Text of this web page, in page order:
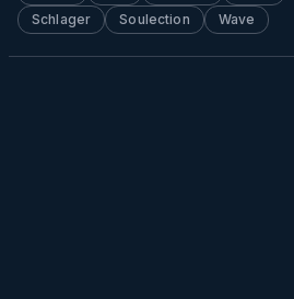
Schlager
Soulection Wave